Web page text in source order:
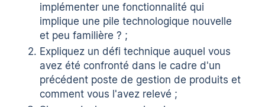
implémenter une fonctionnalité qui
implique une pile technologique nouvelle
et peu familière ? ;
Expliquez un défi technique auquel vous
avez été confronté dans le cadre d'un
précédent poste de gestion de produits et
comment vous l'avez relevé ;